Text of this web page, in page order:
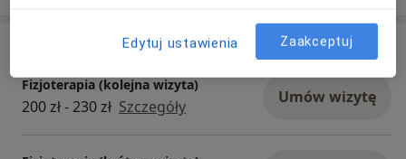
Fizjoterapia (kolejna wizyta)
200 zł - 230 zł Szczegóły Umów wizytę
Edytuj ustawienia Zaakceptuj